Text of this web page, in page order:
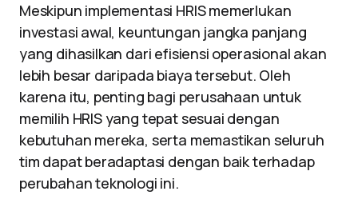
Meskipun implementasi HRIS memerlukan
investasi awal, keuntungan jangka panjang
yang dihasilkan dari efisiensi operasional akan
lebih besar daripada biaya tersebut. Oleh
karena itu, penting bagi perusahaan untuk
memilih HRIS yang tepat sesuai dengan
kebutuhan mereka, serta memastikan seluruh
tim dapat beradaptasi dengan baik terhadap
perubahan teknologi ini.